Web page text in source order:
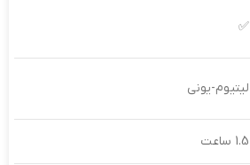
✅
لیتیوم-یونی
1.5 ساعت